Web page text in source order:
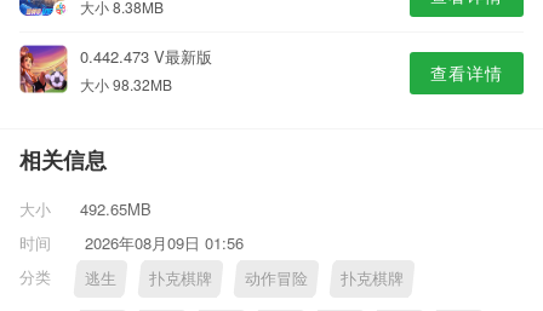
大小 8.38MB
0.442.473 V最新版
大小 98.32MB 查看详情
相关信息
大小
492.65MB
时间
2026年08月09日 01:56
分类
逃生 扑克棋牌 动作冒险 扑克棋牌